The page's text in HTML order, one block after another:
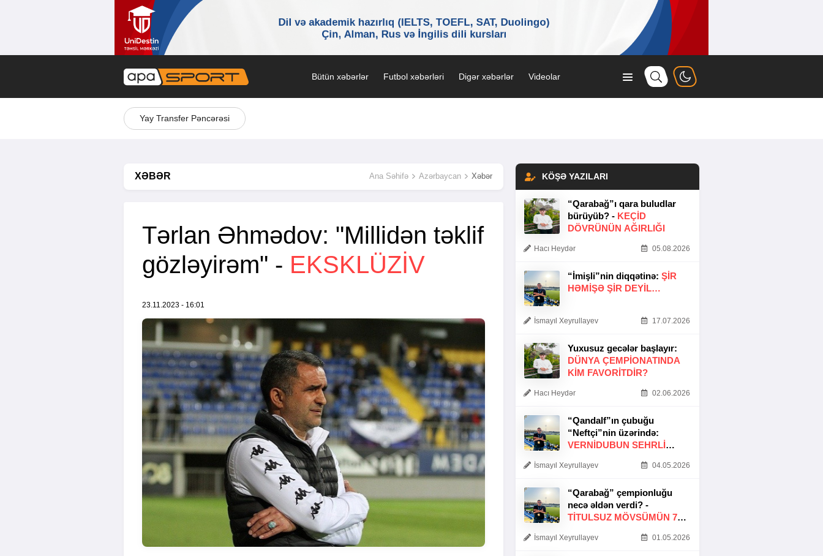
Bütün xəbərlər Futbol xəbərləri Digər xəbərlər Videolar
Yay Transfer Pəncərəsi
XƏBƏR Ana Səhifə Azərbaycan Xəbər
Tərlan Əhmədov: "Millidən təklif
gözləyirəm" - EKSKLÜZIV
23.11.2023 - 16:01
KÖŞƏ YAZILARI
“Qarabağ”ı qara buludlar
bürüyüb? - KEÇID
DÖVRÜNÜN AĞIRLIĞI
Hacı Heydər 05.08.2026
“İmişli”nin diqqətinə: ŞIR
HƏMIŞƏ ŞIR DEYIL…
İsmayıl Xeyrullayev 17.07.2026
Yuxusuz gecələr başlayır:
DÜNYA ÇEMPIONATINDA
KIM FAVORITDIR?
Hacı Heydər 02.06.2026
“Qandalf”ın çubuğu
“Neftçi”nin üzərində:
VERNİDUBUN SEHRLİ
İsmayıl Xeyrullayev 04.05.2026
“Qarabağ” çempionluğu
necə əldən verdi? -
TITULSUZ MÖVSÜMÜN 7
İsmayıl Xeyrullayev 01.05.2026